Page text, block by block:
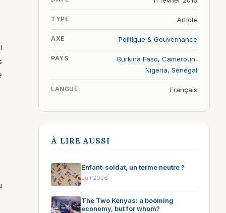
TYPE Article
AXE Politique & Gouvernance
PAYS Burkina Faso, Cameroun,
Nigeria, Sénégal
LANGUE Français
À LIRE AUSSI
Enfant-soldat, un terme neutre ?
Juil 2026
The Two Kenyas: a booming
economy, but for whom?